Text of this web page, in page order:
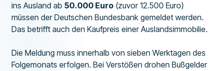
ins Ausland ab 50.000 Euro (zuvor 12.500 Euro)
müssen der Deutschen Bundesbank gemeldet werden.
Das betrifft auch den Kaufpreis einer Auslandsimmobilie.
Die Meldung muss innerhalb von sieben Werktagen des
Folgemonats erfolgen. Bei Verstößen drohen Bußgelder